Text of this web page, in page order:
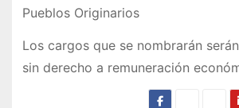
Pueblos Originarios
Los cargos que se nombrarán
sin derecho a remuneración